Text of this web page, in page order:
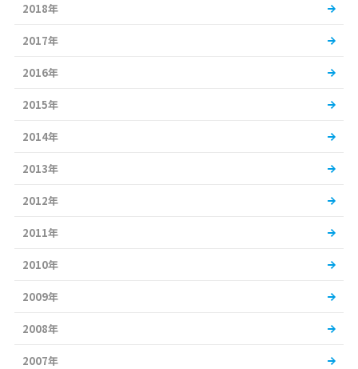
2018年
2017年
2016年
2015年
2014年
2013年
2012年
2011年
2010年
2009年
2008年
2007年